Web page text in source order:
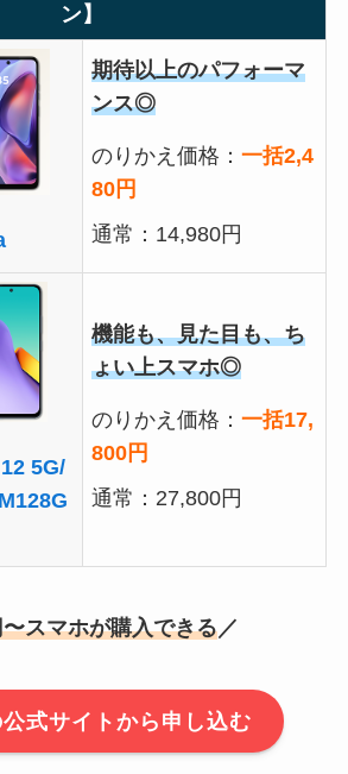
ン】
期待以上のパフォーマ
ンス◎
のりかえ価格：一括2,4
80円
通常：14,980円
5G/
機能も、見た目も、ち
ょい上スマホ◎
のりかえ価格：一括17,
800円
通常：27,800円
スマホが購入できる／
式サイトから申し込む